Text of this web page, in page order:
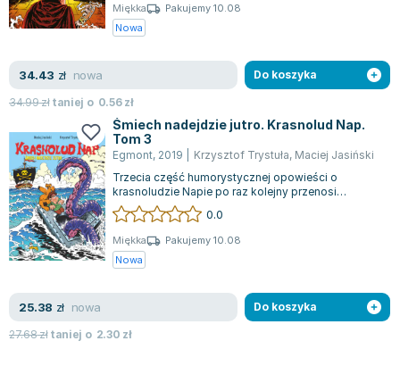
Maciej Orłoś
Katarzyna Miller
Antoine de Saint Exupery
Mark Twain
Marcin Meller
Paulina Młynarska
ks. Piotr Pawlukiewicz
Jarosław Sokołowski
Piotr Latocha
Piotr Semka
Jarosław Iwaszkiewicz
Miękka
Pakujemy 10.08
Nowa
34.43 zł nowa
34.99złtaniej o 0.56zł
Do koszyka
Śmiech nadejdzie jutro. Krasnolud Nap.
Tom 3
Egmont, 2019 Krzysztof Trystuła, Maciej Jasiński
Trzecia część humorystycznej opowieści o
krasnoludzie Napie po raz kolejny przenosi
czytelników do magicznej krainy przygód. Nap,...
0.0
Miękka
Pakujemy 10.08
Nowa
25.38 zł nowa
27.68złtaniej o 2.30 zł
Do koszyka